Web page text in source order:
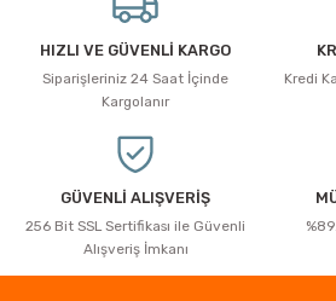
Ürün bilgilerinde hatalar bulunuyor.
Ürün fiyatı diğer sitelerden daha pahalı.
Bu ürüne benzer farklı alternatifler olmalı.
HIZLI VE GÜVENLİ KARGO
Siparişleriniz 24 Saat İçinde
Kargolanır
Kredi
GÜVENLİ ALIŞVERİŞ
256 Bit SSL Sertifikası ile Güvenli
Alışveriş İmkanı